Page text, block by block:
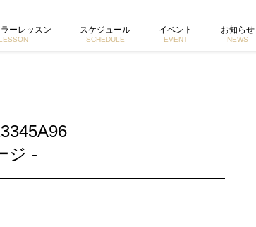
ーレッスン
LESSON
スケジュール
SCHEDULE
イベント
EVENT
お知らせ
NEWS
ジ -